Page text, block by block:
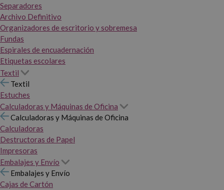
Separadores
Archivo Definitivo
Organizadores de escritorio y sobremesa
Fundas
Espirales de encuadernación
Etiquetas escolares
Textil
Textil
Estuches
Calculadoras y Máquinas de Oficina
Calculadoras y Máquinas de Oficina
Calculadoras
Destructoras de Papel
Impresoras
Embalajes y Envío
Embalajes y Envío
Cajas de Cartón